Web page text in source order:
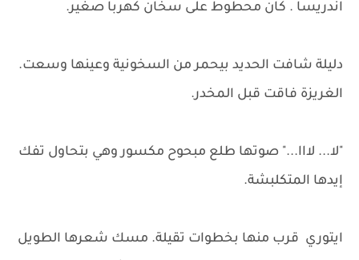
اندريسا . كان محطوط على سخان كهربا صغير.
دليلة شافت الحديد بيحمر من السخونية وعينها وسعت.
الغريزة فاقت قبل المخدر.
"لا... لااا..." صوتها طلع مبحوح مكسور وهي بتحاول تفك
إيدها المتكلبشة.
ايتوري قرب منها بخطوات تقيلة. مسك شعرها الطويل